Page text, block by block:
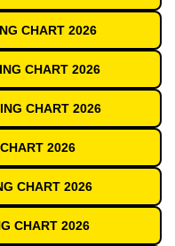
CHART 2026
CHART 2026
CHART 2026
2026
CHART 2026
CHART 2026